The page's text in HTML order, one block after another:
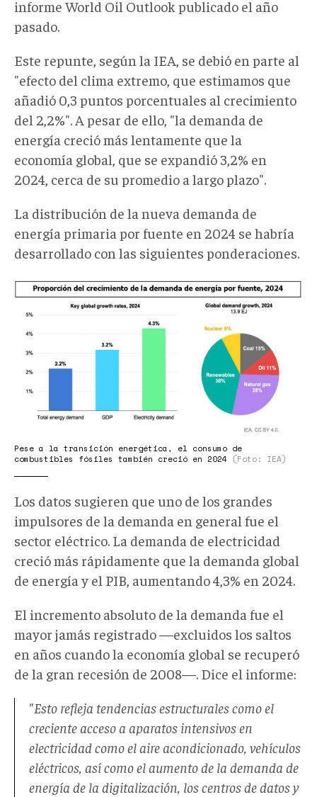
informe World Oil Outlook publicado el año
pasado.
Este repunte, según la IEA, se debió en parte al
"efecto del clima extremo, que estimamos que
añadió 0,3 puntos porcentuales al crecimiento
del 2,2%". A pesar de ello, "la demanda de
energía creció más lentamente que la
economía global, que se expandió 3,2% en
2024, cerca de su promedio a largo plazo".
La distribución de la nueva demanda de
energía primaria por fuente en 2024 se habría
desarrollado con las siguientes ponderaciones.
IEA
grafica
2025.png
Pese a la transición energética, el consumo de
combustibles fósiles también creció en 2024 (Foto: IEA)
Los datos sugieren que uno de los grandes
impulsores de la demanda en general fue el
sector eléctrico. La demanda de electricidad
creció más rápidamente que la demanda global
de energía y el PIB, aumentando 4,3% en 2024.
El incremento absoluto de la demanda fue el
mayor jamás registrado —excluidos los saltos
en años cuando la economía global se recuperó
de la gran recesión de 2008—. Dice el informe:
"Esto refleja tendencias estructurales como el
creciente acceso a aparatos intensivos en
electricidad como el aire acondicionado, vehículos
eléctricos, así como el aumento de la demanda de
energía de la digitalización, los centros de datos y